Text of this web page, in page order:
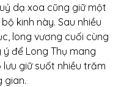
dạ xoa cũng giữ một
kinh này. Sau nhiều
long vương cuối cùng
để Long Thụ mang
lưu giữ suốt nhiều trăm
gian.